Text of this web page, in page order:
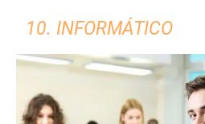
10. INFORMÁTICO